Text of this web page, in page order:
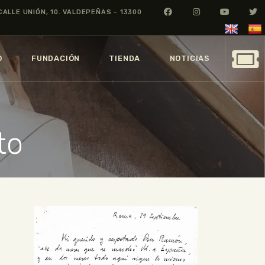
UNIÓN, 10. VALDEPEÑAS - 13300
FUNDACIÓN TIENDA NOTICIAS